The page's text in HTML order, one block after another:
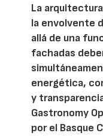
La
la envolvente
allá de una
fachadas
energética,
y
Gastronomy
por el Basque